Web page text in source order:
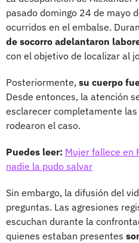
pasado domingo 24 de mayo
ocurridos en el embalse.
de socorro adelantaron
con el objetivo de localizar al
Posteriormente, su cuerpo
Desde entonces, la atención
esclarecer completamente
rodearon el caso.
Puedes leer: Mujer fallece en
nadie la pudo salvar
Sin embargo, la difusión del
preguntas. Las agresiones
escuchan durante la
quienes estaban presentes